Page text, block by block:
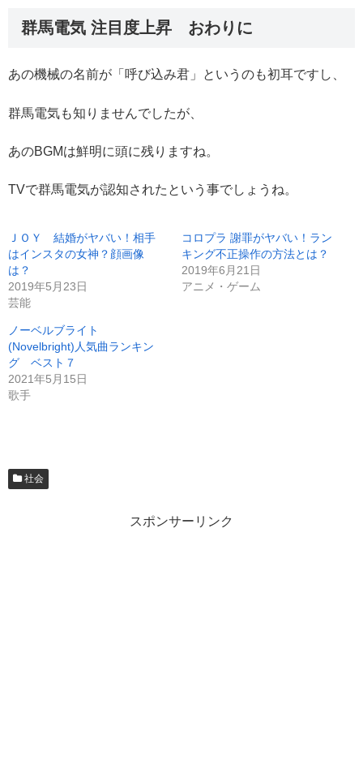
群馬電気 注目度上昇 おわりに
あの機械の名前が「呼び込み君」というのも初耳ですし、
群馬電気も知りませんでしたが、
あのBGMは鮮明に頭に残りますね。
TVで群馬電気が認知されたという事でしょうね。
ＪＯＹ 結婚がヤバい！相手
はインスタの女神？顔画像
は？
2019年5月23日
芸能
コロプラ 謝罪がヤバい！ラン
キング不正操作の方法とは？
2019年6月21日
アニメ・ゲーム
ノーベルブライト
(Novelbright)人気曲ランキン
グ ベスト７
2021年5月15日
歌手
社会
スポンサーリンク